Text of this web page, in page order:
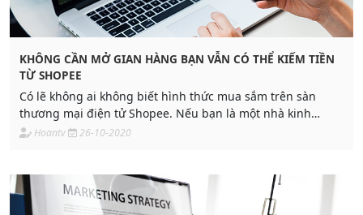
KHÔNG CẦN MỞ GIAN HÀNG BẠN VẪN CÓ THỂ KIẾM TIỀN
TỪ SHOPEE
Có lẽ không ai không biết hình thức mua sắm trên sàn
thương mại điện tử Shopee. Nếu bạn là một nhà kinh
doanh, bạn có thể kiếm tiền shopee bằng cách mở gian
Hoantv 26-10-2020